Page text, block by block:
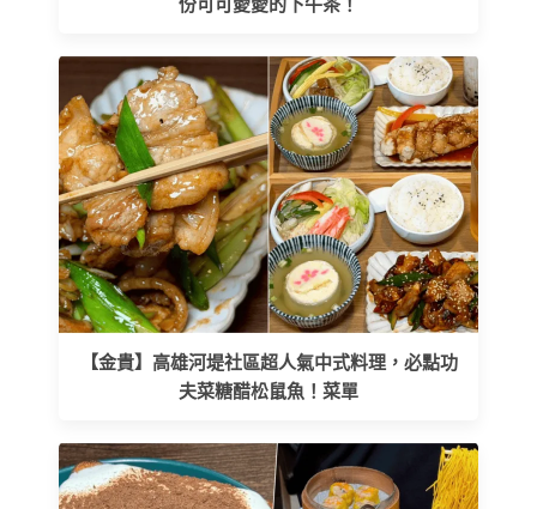
份可可愛愛的下午茶！
【金貴】高雄河堤社區超人氣中式料理，必點功
夫菜糖醋松鼠魚！菜單